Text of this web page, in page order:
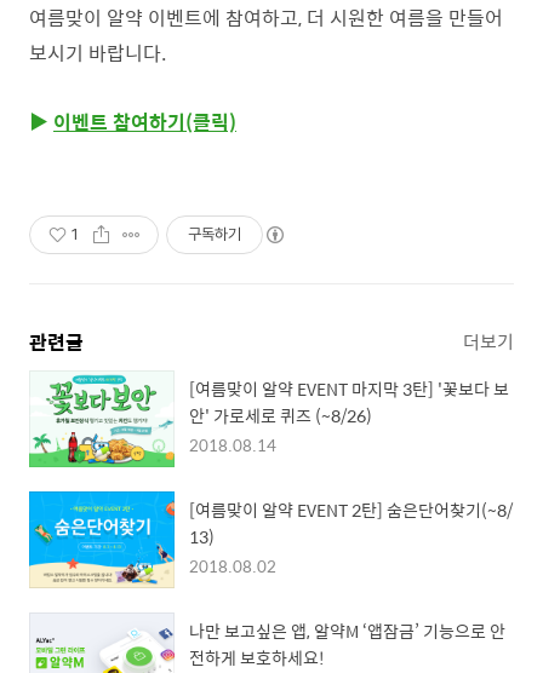
여름맞이 알약 이벤트에 참여하고, 더 시원한 여름을 만들어
보시기 바랍니다.
▶ 이벤트 참여하기(클릭)
1 구독하기
관련글 더보기
[여름맞이 알약 EVENT 마지막 3탄] '꽃보다 보
안' 가로세로 퀴즈 (~8/26)
2018.08.14
[여름맞이 알약 EVENT 2탄] 숨은단어찾기(~8/
13)
2018.08.02
나만 보고싶은 앱, 알약M ‘앱잠금’ 기능으로 안
전하게 보호하세요!